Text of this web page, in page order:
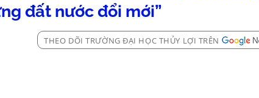
đất nước đổi mới”
THEO DÕI TRƯỜNG ĐẠI HỌC THỦY LỢI TRÊN